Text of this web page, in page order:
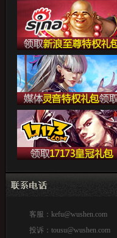
客服： kefu@wushen.com
投诉： tousu@wushen.com